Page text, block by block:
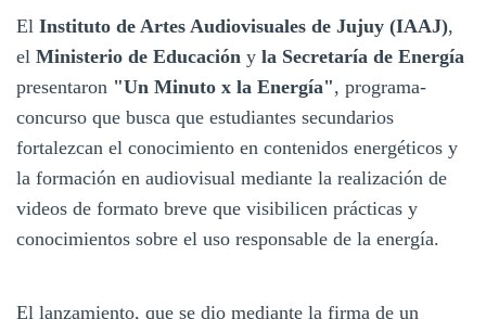
El Instituto de Artes Audiovisuales de Jujuy (IAAJ),
el Ministerio de Educación y la Secretaría de Energía
presentaron "Un Minuto x la Energía", programa-
concurso que busca que estudiantes secundarios
fortalezcan el conocimiento en contenidos energéticos y
la formación en audiovisual mediante la realización de
videos de formato breve que visibilicen prácticas y
conocimientos sobre el uso responsable de la energía.
El lanzamiento, que se dio mediante la firma de un